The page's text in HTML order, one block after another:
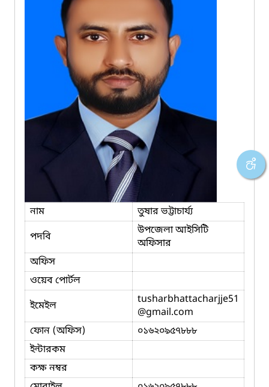
নাম
তুষার ভট্টাচার্য্য
পদবি
উপজেলা আইসিটি
অফিসার
অফিস
ওয়েব পোর্টল
ইমেইল
tusharbhattacharjje51
@gmail.com
ফোন (অফিস)
০১৬২০৯৫৭৮৮৮
ইন্টারকম
কক্ষ নম্বর